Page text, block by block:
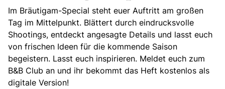
Im Bräutigam-Special steht euer Auftritt am großen
Tag im Mittelpunkt. Blättert durch eindrucksvolle
Shootings, entdeckt angesagte Details und lasst euch
von frischen Ideen für die kommende Saison
begeistern. Lasst euch inspirieren. Meldet euch zum
B&B Club an und ihr bekommt das Heft kostenlos als
digitale Version!